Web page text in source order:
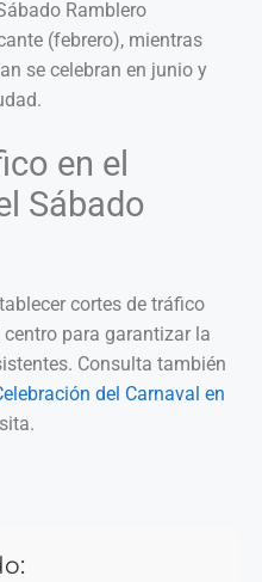
Ramblero
(febrero), mientras
se celebran en junio y
en el
Sábado
cortes de tráfico
para garantizar la
Consulta también
del Carnaval en